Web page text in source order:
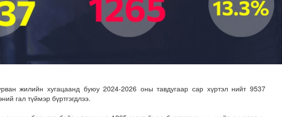
жилийн хугацаанд буюу 2024-2026 оны тавдугаар сар хүртэл нийт 9537
гал түймэр бүртгэгдлээ.